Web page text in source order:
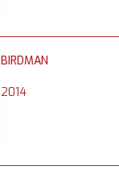
BIRDMAN
2014